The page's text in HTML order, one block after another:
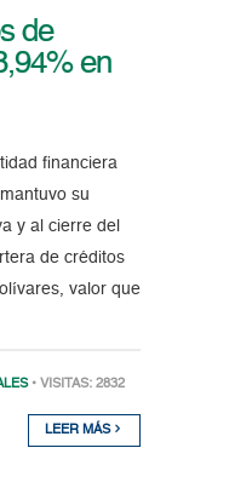
de
en
financiera
su
y al cierre del
de créditos
valor que
• VISITAS: 2832
LEER MÁS